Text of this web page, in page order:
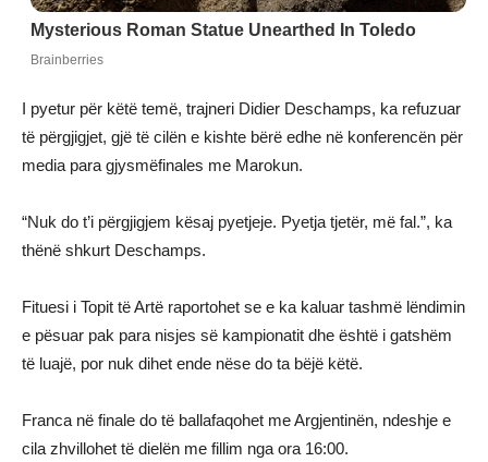
I pyetur për këtë temë, trajneri Didier Deschamps, ka refuzuar
të përgjigjet, gjë të cilën e kishte bërë edhe në konferencën për
media para gjysmëfinales me Marokun.
“Nuk do t’i përgjigjem kësaj pyetjeje. Pyetja tjetër, më fal.”, ka
thënë shkurt Deschamps.
Fituesi i Topit të Artë raportohet se e ka kaluar tashmë lëndimin
e pësuar pak para nisjes së kampionatit dhe është i gatshëm
të luajë, por nuk dihet ende nëse do ta bëjë këtë.
Franca në finale do të ballafaqohet me Argjentinën, ndeshje e
cila zhvillohet të dielën me fillim nga ora 16:00.